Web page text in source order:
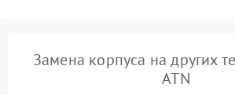
Замена корпуса на других
ATN